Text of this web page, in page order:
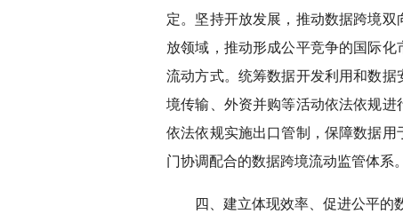
定。坚持开放发展，推动数据跨境
放领域，推动形成公平竞争的国际
流动方式。统筹数据开发利用和数
境传输、外资并购等活动依法依规
依法依规实施出口管制，保障数据
门协调配合的数据跨境流动监管体系
四、建立体现效率、促进公平的